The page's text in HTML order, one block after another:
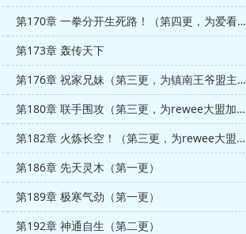
第170章 一拳分开生死路！（第四更，为爱看书的杰哥加更3/4）
第173章 轰传天下
第176章 祝家兄妹（第三更，为镇南王爷盟主加更）
第180章 联手围攻（第三更，为rewee大盟加更1/12）
第182章 火炼长空！（第三更，为rewee大盟加更2/12）
第186章 先天灵木（第一更）
第189章 极寒气劲（第一更）
第192章 神通自生（第二更）